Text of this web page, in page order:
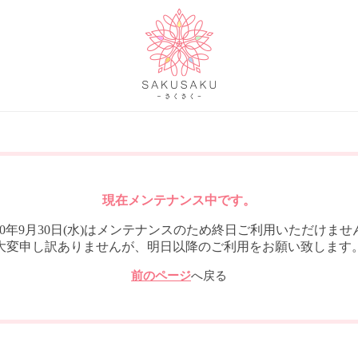
現在メンテナンス中です。
年9月30日(水)はメンテナンスのため終日ご利用いただけませ
変申し訳ありませんが、明日以降のご利用をお願い致します
前のページへ戻る